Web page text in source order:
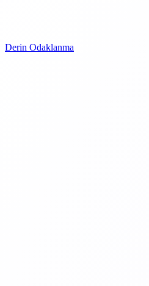
Derin Odaklanma